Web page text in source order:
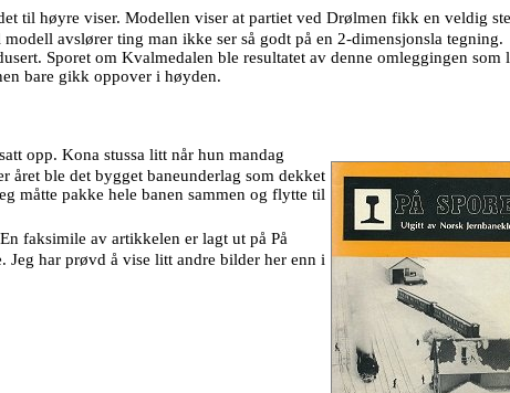
til høyre viser. Modellen viser at partiet ved Drølmen fikk en veldig
avslører ting man ikke ser så godt på en 2-dimensjonsla tegning.
Sporet om Kvalmedalen ble resultatet av denne omleggingen som
bare gikk oppover i høyden.
opp. Kona stussa litt når hun mandag
ble det bygget baneunderlag som dekket
måtte pakke hele banen sammen og flytte til
faksimile av artikkelen er lagt ut på På
Jeg har prøvd å vise litt andre bilder her enn i